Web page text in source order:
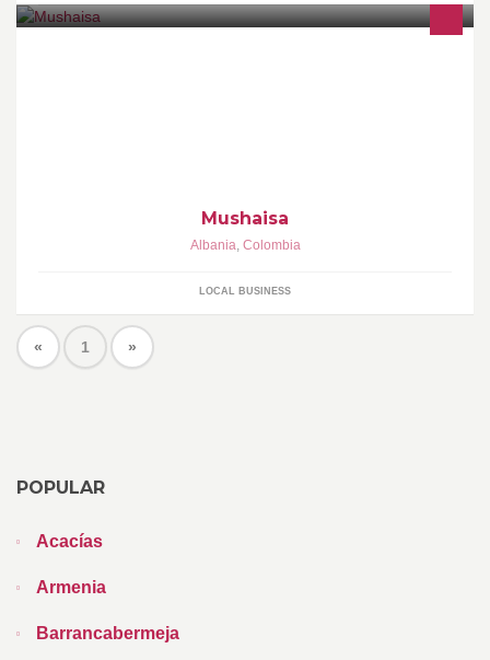
Mushaisa
Albania, Colombia
LOCAL BUSINESS
« 1 »
POPULAR
Acacías
Armenia
Barrancabermeja